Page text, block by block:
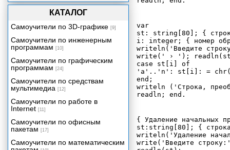
var
st: string[80]; {
i: integer; { номер
writeln('Введите
write(' › ');
case st[i] of
'a'..'n': st[i]: =
end;
writeln ('Строка,
{ Удаление начальных
st:string[80]; {
writeln('Удаление
write('Введите
КАТАЛОГ
Самоучители по 3D-графике [9]
Самоучители по инженерным
программам [10]
Самоучители по графическим
программам [24]
Самоучители по средствам
мультимедиа [12]
Самоучители по работе в
Internet [11]
Самоучители по офисным
пакетам [17]
Самоучители по математическим